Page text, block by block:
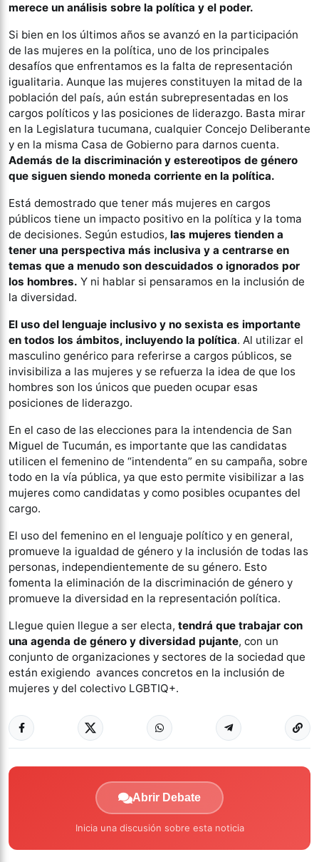
merece un análisis sobre la política y el poder.
Si bien en los últimos años se avanzó en la participación
de las mujeres en la política, uno de los principales
desafíos que enfrentamos es la falta de representación
igualitaria. Aunque las mujeres constituyen la mitad de la
población del país, aún están subrepresentadas en los
cargos políticos y las posiciones de liderazgo. Basta mirar
en la Legislatura tucumana, cualquier Concejo Deliberante
y en la misma Casa de Gobierno para darnos cuenta.
Además de la discriminación y estereotipos de género
que siguen siendo moneda corriente en la política.
Está demostrado que tener más mujeres en cargos
públicos tiene un impacto positivo en la política y la toma
de decisiones. Según estudios, las mujeres tienden a
tener una perspectiva más inclusiva y a centrarse en
temas que a menudo son descuidados o ignorados por
los hombres. Y ni hablar si pensaramos en la inclusión de
la diversidad.
El uso del lenguaje inclusivo y no sexista es importante
en todos los ámbitos, incluyendo la política. Al utilizar el
masculino genérico para referirse a cargos públicos, se
invisibiliza a las mujeres y se refuerza la idea de que los
hombres son los únicos que pueden ocupar esas
posiciones de liderazgo.
En el caso de las elecciones para la intendencia de San
Miguel de Tucumán, es importante que las candidatas
utilicen el femenino de “intendenta” en su campaña, sobre
todo en la vía pública, ya que esto permite visibilizar a las
mujeres como candidatas y como posibles ocupantes del
cargo.
El uso del femenino en el lenguaje político y en general,
promueve la igualdad de género y la inclusión de todas las
personas, independientemente de su género. Esto
fomenta la eliminación de la discriminación de género y
promueve la diversidad en la representación política.
Llegue quien llegue a ser electa, tendrá que trabajar con
una agenda de género y diversidad pujante, con un
conjunto de organizaciones y sectores de la sociedad que
están exigiendo avances concretos en la inclusión de
mujeres y del colectivo LGBTIQ+.
Abrir Debate
Inicia una discusión sobre esta noticia